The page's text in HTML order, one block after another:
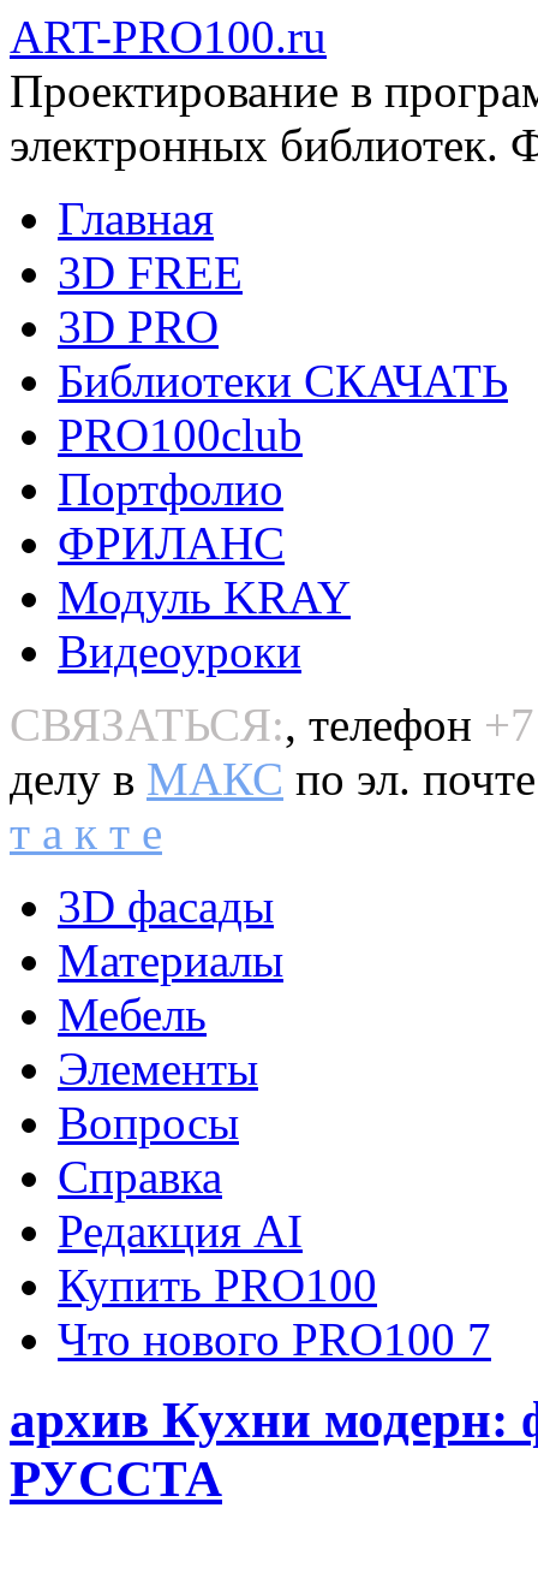
ART-PRO100.ru
Проектирование в
электронных библиотек.
Главная
3D FREE
3D PRO
Библиотеки СКАЧАТЬ
PRO100club
Портфолио
ФРИЛАНС
Модуль KRAY
Видеоуроки
СВЯЗАТЬСЯ:, телефон
делу в MAКС по эл.
т а к т е
3D фасады
Материалы
Мебель
Элементы
Вопросы
Справка
Редакция AI
Купить PRO100
Что нового PRO100 7
архив Кухни модерн:
РУССТА